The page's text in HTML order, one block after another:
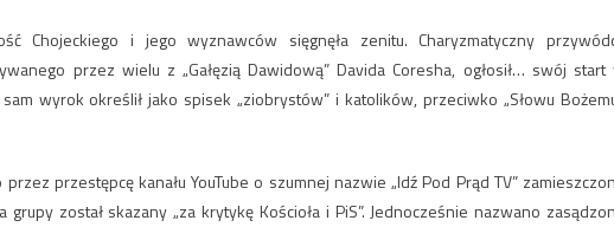
Chojeckiego i jego wyznawców sięgnęła zenitu. Charyzmatyczny
przez wielu z „Gałęzią Dawidową” Davida Coresha, ogłosił… swój start
wyrok określił jako spisek „ziobrystów” i katolików, przeciwko „Słowu
przestępcę kanału YouTube o szumnej nazwie „Idź Pod Prąd TV”
został skazany „za krytykę Kościoła i PiS”. Jednocześnie nazwano